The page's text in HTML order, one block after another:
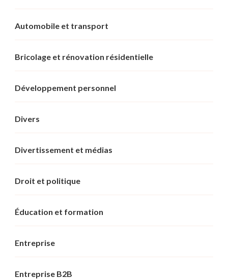
Automobile et transport
Bricolage et rénovation résidentielle
Développement personnel
Divers
Divertissement et médias
Droit et politique
Éducation et formation
Entreprise
Entreprise B2B